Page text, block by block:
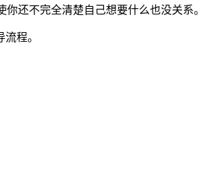
还不完全清楚自己想要什么也没关系。
程。